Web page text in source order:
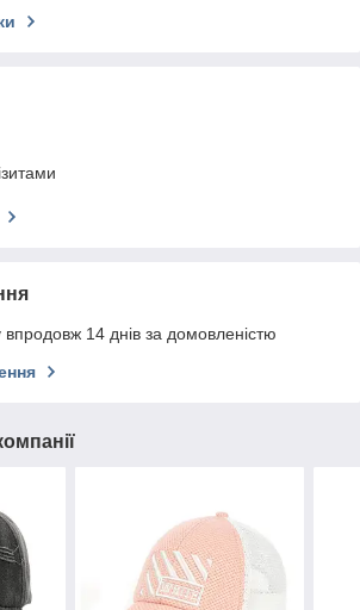
14 днів за домовленістю